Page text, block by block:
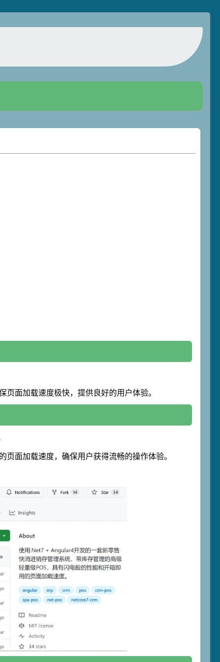
面加载速度极快，提供良好的用户体验。
面加载速度，确保用户获得流畅的操作体验。